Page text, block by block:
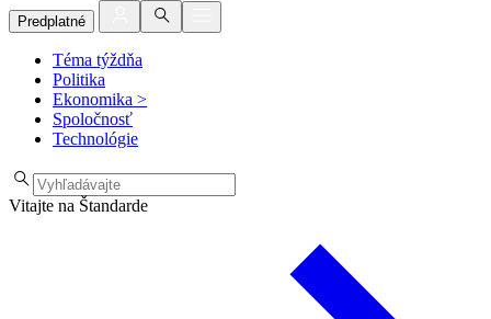
Predplatné
Téma týždňa
Politika
Ekonomika >
Spoločnosť
Technológie
Vitajte na Štandarde